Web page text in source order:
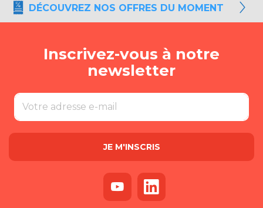
DÉCOUVREZ NOS OFFRES DU MOMENT
Inscrivez-vous à notre
newsletter